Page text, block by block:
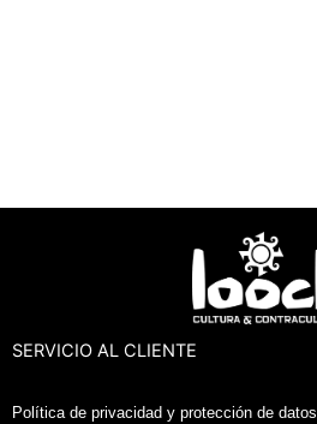
SERVICIO AL CLIENTE
Política de privacidad y protección de datos